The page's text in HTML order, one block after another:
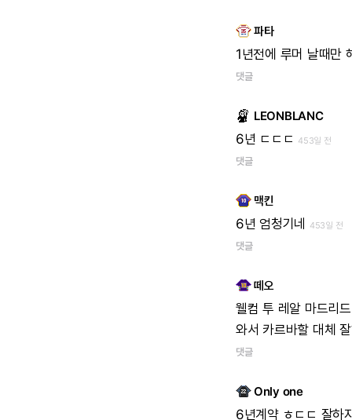
파타
1년전에 루머 날때만
댓글
LEONBLANC
6년 ㄷㄷㄷ 453일 전
댓글
맥킨
6년 엄청기네 453일 전
댓글
떼오
웰컴 투 레알 마드리
와서 카르바할 대체
댓글
Only one
6년계약 ㅎㄷㄷ 잘하